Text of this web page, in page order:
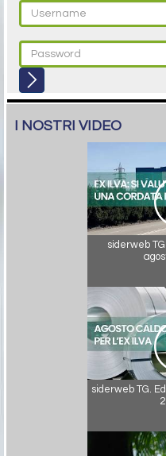
I NOSTRI VIDEO
siderweb
siderweb TG.